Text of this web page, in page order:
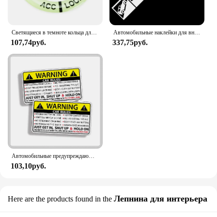
Светящиеся в темноте кольца для ключей зажигания для Jeep Grand Cherokee Xj Wk2 Wj Wrangler Jl Compass
107,74руб.
Автомобильные наклейки для внедорожника, украшение для компаса Patrio Wrangler Cherokee, ветровое стекло, багажник, бампер, двери, виниловые H20
337,75руб.
Автомобильные предупреждающие правила безопасности 10x6 см, наклейка из ПВХ, автомобильная наклейка для Jeep Grand Cherokee Xj Wk2 Wj Wrangler Jl Compass
103,10руб.
Here are the products found in the Лепнина для интерьера